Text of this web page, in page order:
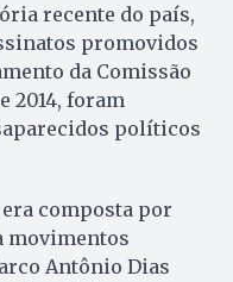
recente do país,
promovidos
da Comissão
2014, foram
políticos
composta por
movimentos
Antônio Dias